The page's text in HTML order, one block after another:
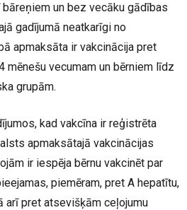
un bez vecāku gādības
gadījumā neatkarīgi no
apmaksāta ir vakcinācija pret
mēnešu vecumam un bērniem līdz
grupām.
kad vakcīna ir reģistrēta
apmaksātajā vakcinācijas
ir iespēja bērnu vakcinēt par
piemēram, pret A hepatītu,
arī pret atsevišķām ceļojumu